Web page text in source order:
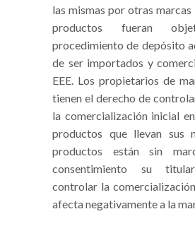
las mismas por otras marcas
productos fueran
procedimiento de depósito
de ser importados y
EEE. Los propietarios de
tienen el derecho de
la comercialización inicial
productos que llevan sus
productos están sin
consentimiento su
controlar la
afecta negativamente a la